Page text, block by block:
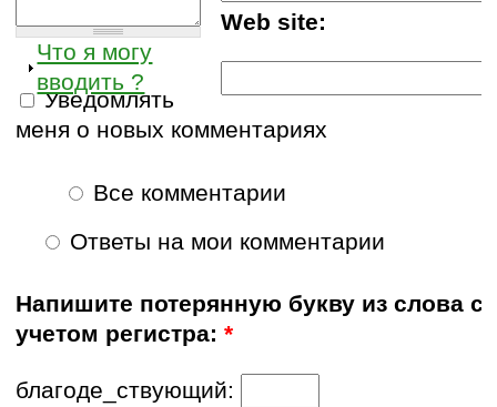
Web site:
Что я могу
вводить ?
Уведомлять
меня о новых комментариях
Все комментарии
Ответы на мои комментарии
Напишите потерянную букву из слова с
учетом регистра:*
благоде_ствующий: